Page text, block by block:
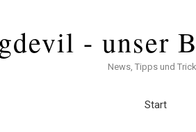
- unser
News, Tipps und
Start